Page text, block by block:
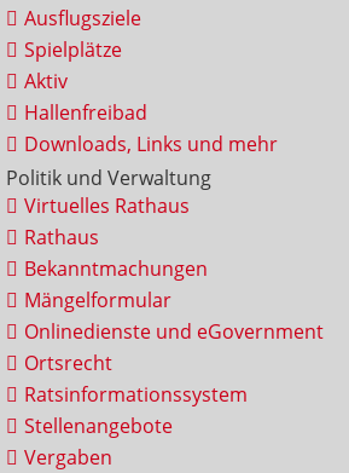
Ausflugsziele
Spielplätze
Aktiv
Hallenfreibad
Downloads, Links und mehr
Politik und Verwaltung
Virtuelles Rathaus
Rathaus
Bekanntmachungen
Mängelformular
Onlinedienste und eGovernment
Ortsrecht
Ratsinformationssystem
Stellenangebote
Vergaben